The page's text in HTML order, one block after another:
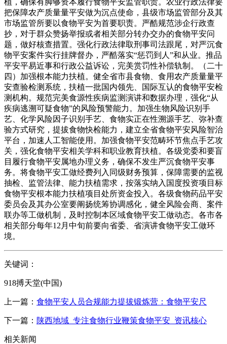
植，确保有脚够资本履行食物平安监管职责。农业行政法律要
把保障农产质量量平安做为沉点使命，县级市场监管部分及其
市场监管所要以食物平安为首要职责。严酷规范涉企行政查
抄，对于群众赞扬举报或者相关部分转办交办的食物平安问
题，做好核查措置。强化行政法律取刑事司法跟尾，对严沉食
物平安案件实行挂牌督办，严酷落实“惩罚到人”和从业。推品
平安平易近事和行政公益诉讼，完美赏罚性补偿轨制。（二十
四）加强根本能力扶植。健全省市县食物、食用农产质量量平
安查验检测系统，扶植一批国内领先、国际互认的食物平安检
测机构。规范完美食源性疾病监测演讲和数据办理，强化“从
疾病逃溯可疑食物”的风险预警能力。加强生物风险识别手
艺、化学风险因子识别手艺、食物实正在性溯源手艺、弥补查
验方式研究，提拔食物快检能力，建立全省食物平安风险智治
平台，加速人工智能使用。加强食物平安范畴环节焦点手艺攻
关，强化食物平安相关学科和职业教育扶植。各级党委和要盲
目履行食物平安属地办理义务，确保不发生严沉食物平安事
务。将食物平安工做经费列入同级财务预算，保障需要的监视
抽检、监管法律、能力扶植需求，按落实纳入国度投资项目标
食物平安根本能力扶植项目处所资金投入。各级食物药品平安
委员会及其办公室要阐扬统筹协调感化，健全风险会商、案件
联办等工做机制，及时控制本区域食物平安工做动态。各市各
相关部分每年12月中旬前要向省委、省演讲食物平安工做环
境。
关键词：
918搏天堂(中国)
上一篇： 食物平安人员合规能力提拔锻炼营：食物平安尺
下一篇： 陕西地域_专注食物行业鞭策食物平安_资讯核心
相关新闻